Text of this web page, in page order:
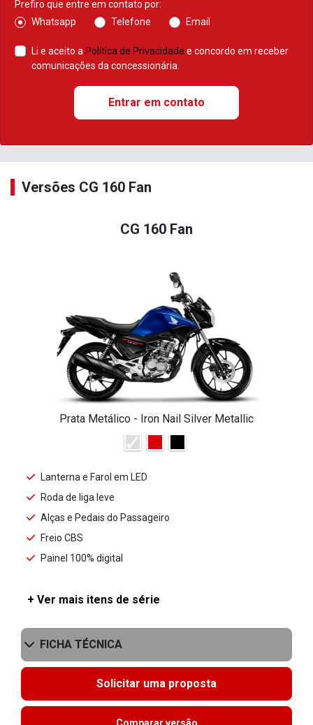
Prefiro que entre em contato por:
Whatsapp
Telefone Email
Li e aceito a Política de Privacidade e concordo em receber
comunicações da concessionária.
Entrar em contato
Versões CG 160 Fan
CG 160 Fan
Prata Metálico - Iron Nail Silver Metallic
Lanterna e Farol em LED
Roda de liga leve
Alças e Pedais do Passageiro
Freio CBS
Painel 100% digital
+ Ver mais itens de série
FICHA TÉCNICA
Solicitar uma proposta
Comparar versão